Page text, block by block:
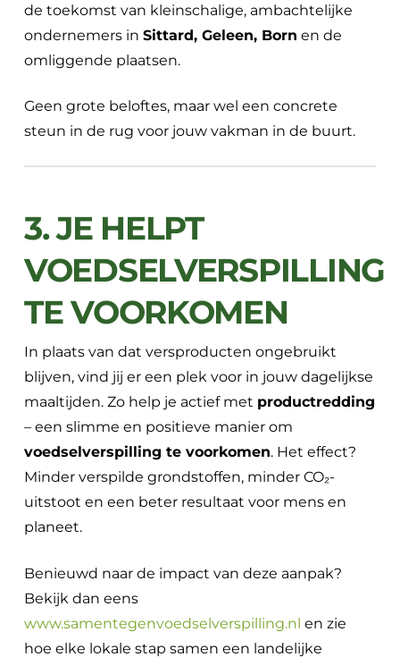
de toekomst van kleinschalige, ambachtelijke
ondernemers in Sittard, Geleen, Born en de
omliggende plaatsen.
Geen grote beloftes, maar wel een concrete
steun in de rug voor jouw vakman in de buurt.
3. JE HELPT
VOEDSELVERSPILLING
TE VOORKOMEN
In plaats van dat versproducten ongebruikt
blijven, vind jij er een plek voor in jouw dagelijkse
maaltijden. Zo help je actief met productredding
– een slimme en positieve manier om
voedselverspilling te voorkomen. Het effect?
Minder verspilde grondstoffen, minder CO₂-
uitstoot en een beter resultaat voor mens en
planeet.
Benieuwd naar de impact van deze aanpak?
Bekijk dan eens
www.samentegenvoedselverspilling.nl en zie
hoe elke lokale stap samen een landelijke